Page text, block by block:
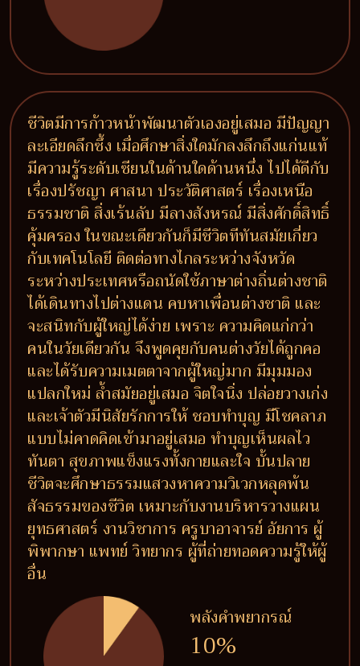
ชีวิตมีการก้าวหน้าพัฒนาตัวเองอยู่เสมอ มีปัญญา
ละเอียดลึกซึ้ง เมื่อศึกษาสิ่งใดมักลงลึกถึงแก่นแท้
มีความรู้ระดับเซียนในด้านใดด้านหนึ่ง ไปได้ดีกับ
เรื่องปรัชญา ศาสนา ประวัติศาสตร์ เรื่องเหนือ
ธรรมชาติ สิ่งเร้นลับ มีลางสังหรณ์ มีสิ่งศักดิ์สิทธิ์
คุ้มครอง ในขณะเดียวกันก็มีชีวิตทีทันสมัยเกี่ยว
กับเทคโนโลยี ติดต่อทางไกลระหว่างจังหวัด
ระหว่างประเทศหรือถนัดใช้ภาษาต่างถิ่นต่างชาติ
ได้เดินทางไปต่างแดน คบหาเพื่อนต่างชาติ และ
จะสนิทกับผู้ใหญ่ได้ง่าย เพราะ ความคิดแก่กว่า
คนในวัยเดียวกัน จึงพูดคุยกับคนต่างวัยได้ถูกคอ
และได้รับความเมตตาจากผู้ใหญ่มาก มีมุมมอง
แปลกใหม่ ล้ำสมัยอยู่เสมอ จิตใจนิ่ง ปล่อยวางเก่ง
และเจ้าตัวมีนิสัยรักการให้ ชอบทำบุญ มีโชคลาภ
แบบไม่คาดคิดเข้ามาอยู่เสมอ ทำบุญเห็นผลไว
ทันตา สุขภาพแข็งแรงทั้งกายและใจ บั้นปลาย
ชีวิตจะศึกษาธรรมแสวงหาความวิเวกหลุดพ้น
สัจธรรมของชีวิต เหมาะกับงานบริหารวางแผน
ยุทธศาสตร์ งานวิชาการ ครูบาอาจารย์ อัยการ ผู้
พิพากษา แพทย์ วิทยากร ผู้ที่ถ่ายทอดความรู้ให้ผู้
อื่น
พลังคำพยากรณ์
10%